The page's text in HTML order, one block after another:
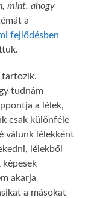
mint, ahogy
a
fejlődésben
tartozik.
tudnám
a lélek,
csak különféle
válunk lélekként
lélekből
képesek
akarja
a másokat